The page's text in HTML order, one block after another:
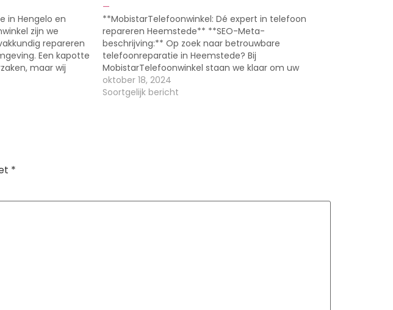
in Hengelo en
zijn we
repareren
Een kapotte
maar wij
dat uw
Ontdek
—
**MobistarTelefoonwinkel: Dé expert in telefoon
repareren Heemstede** **SEO-Meta-
beschrijving:** Op zoek naar betrouwbare
telefoonreparatie in Heemstede? Bij
MobistarTelefoonwinkel staan we klaar om uw
telefoon snel en vakkundig te repareren. Maak
vandaag nog een afspraak! --- **Inleiding**
oktober 18, 2024
Soortgelijk bericht
*